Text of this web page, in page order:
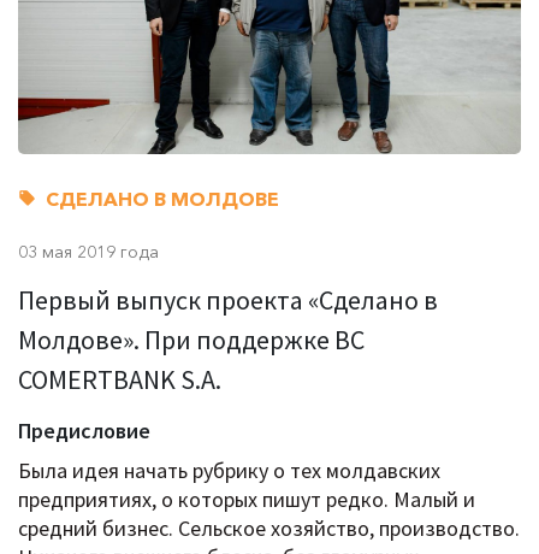
СДЕЛАНО В МОЛДОВЕ
03 мая 2019 года
Первый выпуск проекта «Сделано в
Молдове». При поддержке BC
COMERTBANK S.A.
Предисловие
Была идея начать рубрику о тех молдавских
предприятиях, о которых пишут редко. Малый и
средний бизнес. Сельское хозяйство, производство.